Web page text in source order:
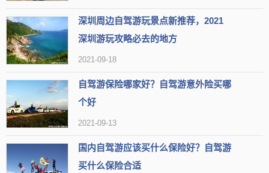
【地址】广东省韶关市武江区沙湖路路口
【标签】 适合春天游玩
适合带娃 适合锻炼 适合跑步 赏牡丹花 适合赏花
公园 赏樱花 免费景点
可以呼吸新鲜空气 赏郁金香
评论1：来这里赏花，绝对不会让您失望，因为您会看到最美丽的花
深圳周边自驾游玩景点新推荐，2021
深圳游玩攻略必去的地方
2021-09-18
自驾游保险哪家好？自驾游意外险买哪
个好
2021-09-13
国内自驾游应该买什么保险好？自驾游
买什么保险合适